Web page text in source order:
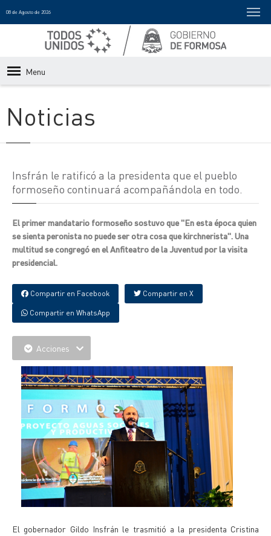
08 de Agosto de 2026
Menu
Noticias
Insfrán le ratificó a la presidenta que el pueblo
formoseño continuará acompañándola en todo.
El primer mandatario formoseño sostuvo que "En esta época quien
se sienta peronista no puede ser otra cosa que kirchnerista". Una
multitud se congregó en el Anfiteatro de la Juventud por la visita
presidencial.
Compartir en Facebook Compartir en X
Compartir en WhatsApp
Acciones
El gobernador Gildo Insfrán le trasmitió a la presidenta Cristina